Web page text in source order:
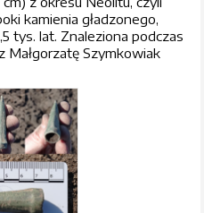
kamienia gładzonego,
tys. lat. Znaleziona podczas
Małgorzatę Szymkowiak